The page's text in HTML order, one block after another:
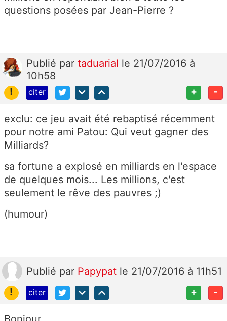
questions posées par Jean-Pierre ?
Publié par taduarial le 21/07/2016 à
10h58
!
citer + -
exclu: ce jeu avait été rebaptisé récemment
pour notre ami Patou: Qui veut gagner des
Milliards?
sa fortune a explosé en milliards en l'espace
de quelques mois... Les millions, c'est
seulement le rêve des pauvres ;)
(humour)
Publié par Papypat le 21/07/2016 à 11h51
!
citer + -